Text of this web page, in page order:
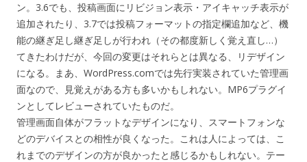
ン。3.6でも、投稿画面にリビジョン表示・アイキャッチ表示が
追加されたり、3.7では投稿フォーマットの指定欄追加など、機
能の継ぎ足し継ぎ足しが行われ（その都度新しく覚え直し…）
てきたわけだが、今回の変更はそれらとは異なる、リデザイン
になる。まあ、WordPress.comでは先行実装されていた管理画
面なので、見覚えがある方も多いかもしれない。MP6プラグイ
ンとしてレビューされていたものだ。
管理画面自体がフラットなデザインになり、スマートフォンな
どのデバイスとの相性が良くなった。これは人によっては、こ
れまでのデザインの方が良かったと感じるかもしれない。テー